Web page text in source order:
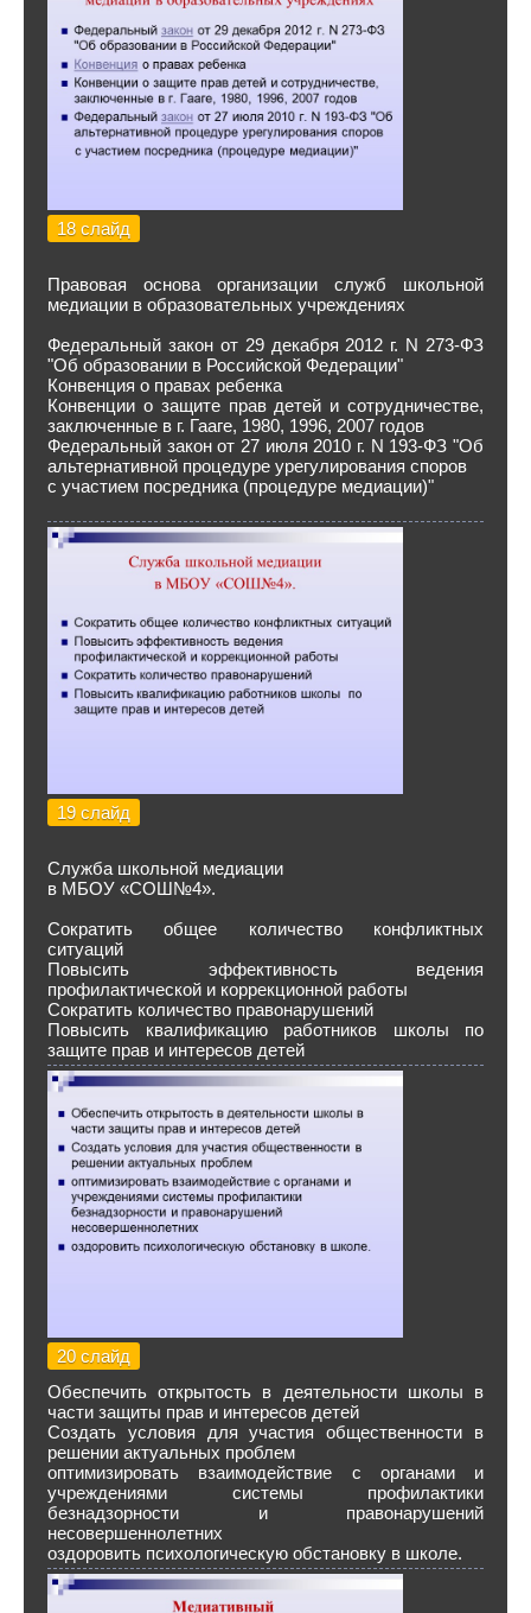
18 слайд
Правовая основа организации служб школьной
медиации в образовательных учреждениях
Федеральный закон от 29 декабря 2012 г. N 273-ФЗ
"Об образовании в Российской Федерации"
Конвенция о правах ребенка
Конвенции о защите прав детей и сотрудничестве,
заключенные в г. Гааге, 1980, 1996, 2007 годов
Федеральный закон от 27 июля 2010 г. N 193-ФЗ "Об
альтернативной процедуре урегулирования споров
с участием посредника (процедуре медиации)"
19 слайд
Служба школьной медиации
в МБОУ «СОШ№4».
Сократить общее количество конфликтных
ситуаций
Повысить эффективность ведения
профилактической и коррекционной работы
Сократить количество правонарушений
Повысить квалификацию работников школы по
защите прав и интересов детей
20 слайд
Обеспечить открытость в деятельности школы в
части защиты прав и интересов детей
Создать условия для участия общественности в
решении актуальных проблем
оптимизировать взаимодействие с органами и
учреждениями системы профилактики
безнадзорности и правонарушений
несовершеннолетних
оздоровить психологическую обстановку в школе.